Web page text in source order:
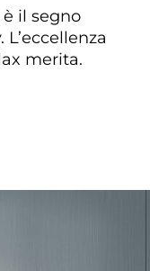
il segno
merita.